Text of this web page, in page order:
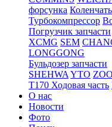
форсунка
Турбокомпрессор
Погрузчик запчасти
XCMG SEM
LONGGONG
Бульдозер запчасти
SHEHWA YTO
T170 Ходовая часть
О нас
Новости
Фото